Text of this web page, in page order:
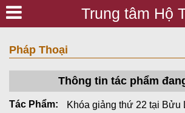
Trung tâm Hộ
Pháp Thoại
Thông tin tác phẩm
Tác Phẩm:
Khóa giảng thứ 22 tại Bửu